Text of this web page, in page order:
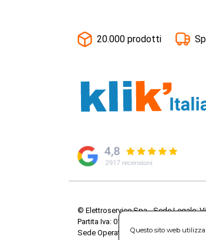
20.000 prodotti
© Elettroservice Spa - Sede Legale:
Partita Iva: 01586761007 - Codice
Sede Operativa: Via Leonardo da
Questo sito web